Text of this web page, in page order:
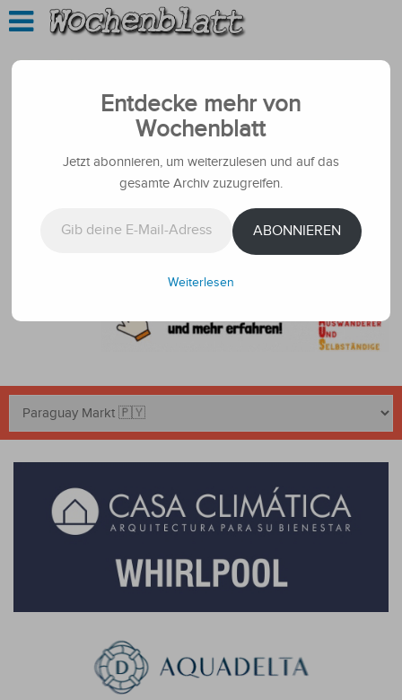
Entdecke mehr von
Wochenblatt
Jetzt abonnieren, um weiterzulesen und auf das
gesamte Archiv zuzugreifen.
ABONNIEREN
Weiterlesen